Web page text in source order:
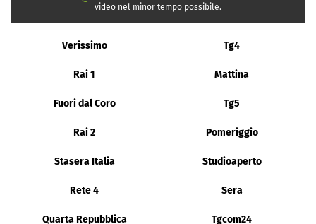
video nel minor tempo possibile.
Verissimo Tg4
Rai 1 Mattina
Fuori dal Coro Tg5
Rai 2 Pomeriggio
Stasera Italia Studioaperto
Rete 4 Sera
Quarta Repubblica Tgcom24